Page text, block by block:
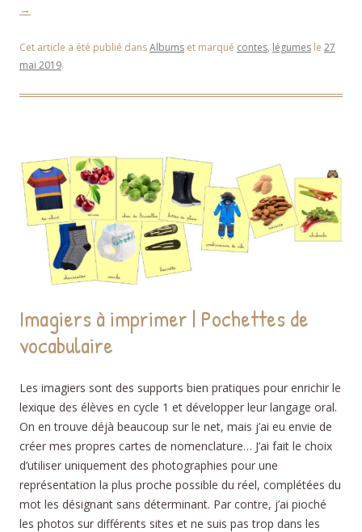
→
Cet article a été publié dansAlbums et marqué contes, légumes le 27
mai 2019.
Imagiers à imprimer | Pochettes de
vocabulaire
Les imagiers sont des supports bien pratiques pour enrichir le
lexique des élèves en cycle 1 et développer leur langage oral.
On en trouve déjà beaucoup sur le net, mais j’ai eu envie de
créer mes propres cartes de nomenclature… J’ai fait le choix
d’utiliser uniquement des photographies pour une
représentation la plus proche possible du réel, complétées du
mot les désignant sans déterminant. Par contre, j’ai pioché
les photos sur différents sites et ne suis pas trop dans les